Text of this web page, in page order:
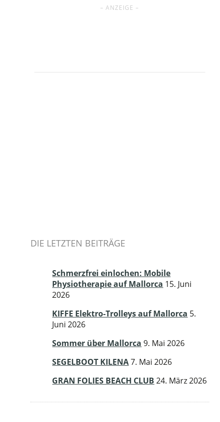
– ANZEIGE –
DIE LETZTEN BEITRÄGE
Schmerzfrei einlochen: Mobile
Physiotherapie auf Mallorca 15. Juni
2026
KIFFE Elektro-Trolleys auf Mallorca 5.
Juni 2026
Sommer über Mallorca 9. Mai 2026
SEGELBOOT KILENA 7. Mai 2026
GRAN FOLIES BEACH CLUB 24. März 2026